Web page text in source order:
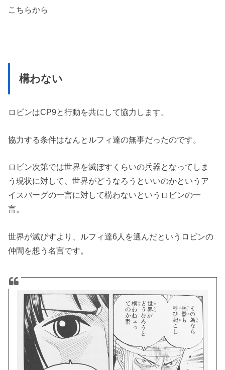
こちらから
構わない
ロビンはCP9と行動を共にして協力します。
協力する条件はなんとルフィ達の無事だったのです。
ロビン次第では世界を滅ぼすくらいの兵器となってしま
う現状に対して、世界がどうなろうといいのかというア
イスバーグの一言に対して構わないというロビンの一
言。
世界が滅びすより、ルフィ達6人を選んだというロビンの
仲間を想う名言です。